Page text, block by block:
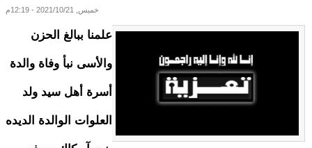
خميس, 2021/10/21 - 12:19م
علمنا ببالغ الحزن
والأسى نبأ وفاة والدة
أسرة أهل سيد ولد
العلوات الوالدة الديده